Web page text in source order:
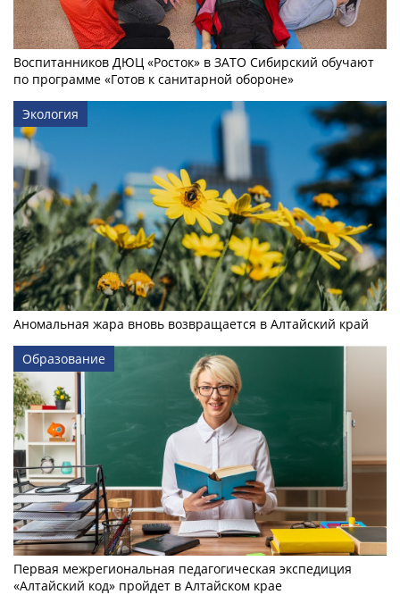
Воспитанников ДЮЦ «Росток» в ЗАТО Сибирский обучают
по программе «Готов к санитарной обороне»
Экология
Аномальная жара вновь возвращается в Алтайский край
Образование
Первая межрегиональная педагогическая экспедиция
«Алтайский код» пройдет в Алтайском крае